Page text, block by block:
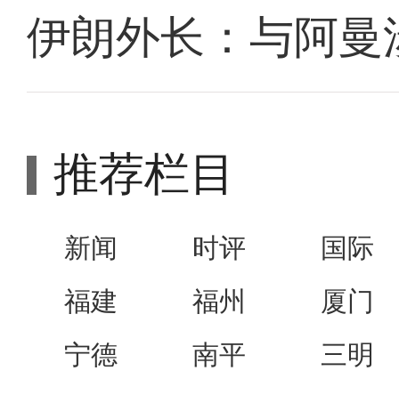
伊朗外长：与阿
推荐栏目
新闻 时评
国际
福建
福州
厦门
宁德
南平 三明